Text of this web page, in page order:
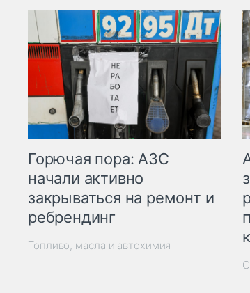
Горючая пора: АЗС
начали активно
закрываться на ремонт и
ребрендинг
Топливо, масла и автохимия